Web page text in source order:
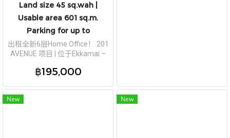
Land size 45 sq.wah |
Usable area 601 sq.m.
Parking for up to
出租全新6层Home Office！ 201
AVENUE 项目 | 位于Ekkamai –
方哇 | 使用面积 601平方米 可停6
Brand New 6-Storey Home
Office! 201 AVENUE Project,
฿195,000
New New